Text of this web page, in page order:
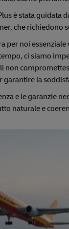
è stata guidata
che richiedono
per noi
ci siamo
non
la
e le garanzie
naturale e